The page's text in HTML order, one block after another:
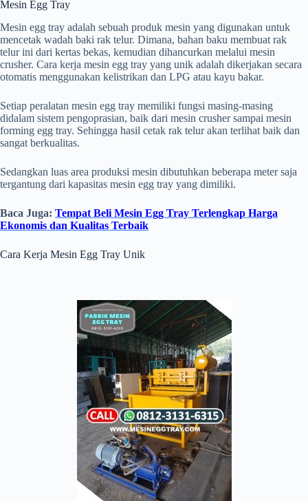
Mesin Egg Tray
Mesin egg tray adalah sebuah produk mesin yang digunakan untuk
mencetak wadah baki rak telur. Dimana, bahan baku membuat rak
telur ini dari kertas bekas, kemudian dihancurkan melalui mesin
crusher. Cara kerja mesin egg tray yang unik adalah dikerjakan secara
otomatis menggunakan kelistrikan dan LPG atau kayu bakar.
Setiap peralatan mesin egg tray memiliki fungsi masing-masing
didalam sistem pengoprasian, baik dari mesin crusher sampai mesin
forming egg tray. Sehingga hasil cetak rak telur akan terlihat baik dan
sangat berkualitas.
Sedangkan luas area produksi mesin dibutuhkan beberapa meter saja
tergantung dari kapasitas mesin egg tray yang dimiliki.
Baca Juga: Tempat Beli Mesin Egg Tray Terlengkap Harga
Ekonomis dan Kualitas Terbaik
Cara Kerja Mesin Egg Tray Unik